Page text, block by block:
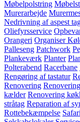
Møbelpolstring
Murerarbejde
Nedrivning af aspest
Oliefyrsservice
Orangeri Organiser
Palleseng Patchwork
Plankeværk Planter
Polterabend Racerbane
Rengøring af tastatur
Renovering
kælder Renovering
stråtag Reparation af
Rottebekæmpelse Safari